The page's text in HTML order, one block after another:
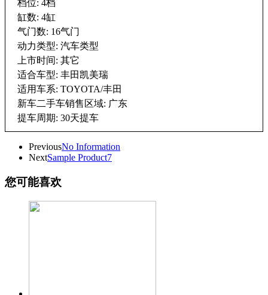
档位: 4档
缸数: 4缸
气门数: 16气门
动力类型: 汽车类型
上市时间: 其它
适合车型: 丰田凯美瑞
适用车系: TOYOTA/丰田
新车二手车销售区域: 广东
提车周期: 30天提车
PreviousNo Information
NextSample Product7
您可能喜欢